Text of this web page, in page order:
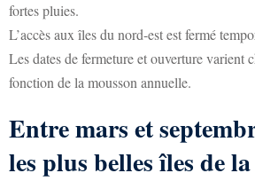
fortes pluies.
L’accès aux îles du nord-est est fermé
Les dates de fermeture et ouverture varient
fonction de la mousson annuelle.
Entre mars et
les plus belles îles de